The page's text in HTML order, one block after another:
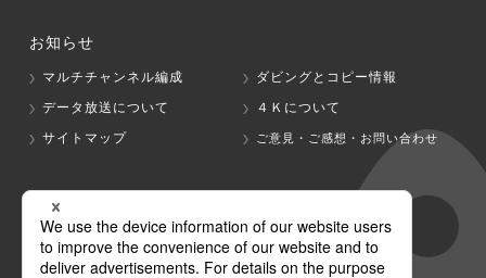
お知らせ
マルチチャンネル編成
ダビングとコピー情報
データ放送について
４Ｋについて
サイトマップ
ご意見・ご感想・お問い合わせ
グループ会社
テレビ朝日 テレ朝チャンネル